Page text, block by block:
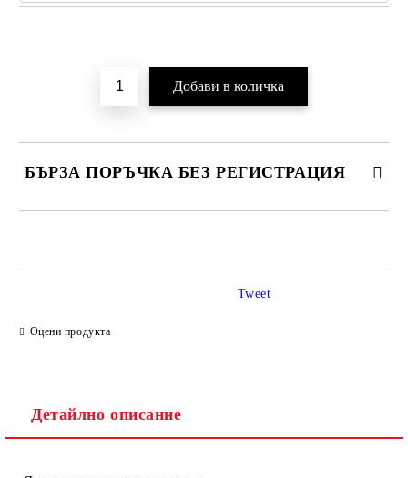
БЪРЗА ПОРЪЧКА БЕЗ РЕГИСТРАЦИЯ
Оцени продукта
Tweet
Детайлно описание